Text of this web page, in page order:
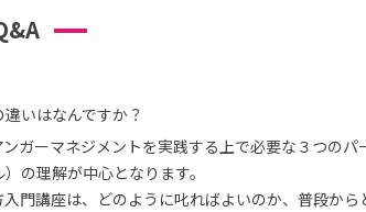
いはなんですか？
ガーマネジメントを実践する上で必要な３つの
の理解が中心となります。
門講座は、どのように叱ればよいのか、普段から